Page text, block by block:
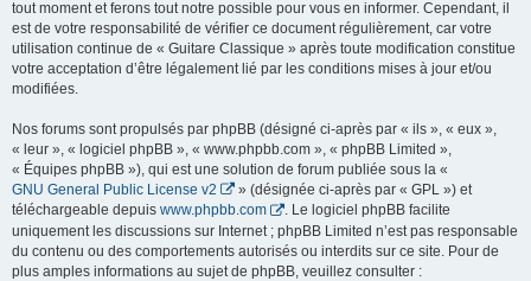
tout moment et ferons tout notre possible pour vous en informer. Cependant, il
est de votre responsabilité de vérifier ce document régulièrement, car votre
utilisation continue de « Guitare Classique » après toute modification constitue
votre acceptation d’être légalement lié par les conditions mises à jour et/ou
modifiées.
Nos forums sont propulsés par phpBB (désigné ci-après par « ils », « eux »,
« leur », « logiciel phpBB », « www.phpbb.com », « phpBB Limited »,
« Équipes phpBB »), qui est une solution de forum publiée sous la «
GNU General Public License v2
» (désignée ci-après par « GPL ») et
téléchargeable depuis www.phpbb.com
. Le logiciel phpBB facilite
uniquement les discussions sur Internet ; phpBB Limited n’est pas responsable
du contenu ou des comportements autorisés ou interdits sur ce site. Pour de
plus amples informations au sujet de phpBB, veuillez consulter :